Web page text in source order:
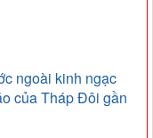
ngoài kinh ngạc
của Tháp Đôi gần